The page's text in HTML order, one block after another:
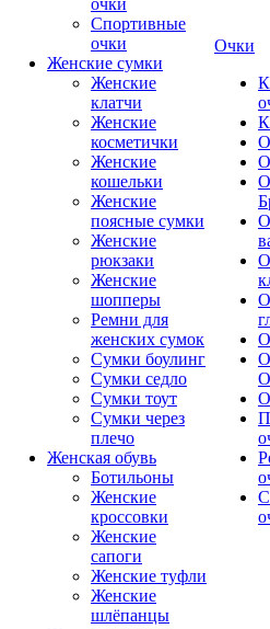
очки
Спортивные
очки
Женские сумки
Женские
клатчи
Женские
косметички
Женские
кошельки
Женские
поясные сумки
Женские
рюкзаки
Женские
шопперы
Ремни для
женских сумок
Сумки боулинг
Сумки седло
Сумки тоут
Сумки через
плечо
Женская обувь
Ботильоны
Женские
кроссовки
Женские
сапоги
Женские туфли
Женские
шлёпанцы
Очки